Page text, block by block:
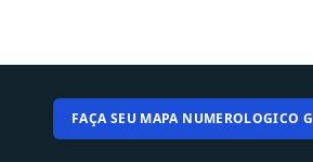
FAÇA SEU MAPA NUMEROLOGICO